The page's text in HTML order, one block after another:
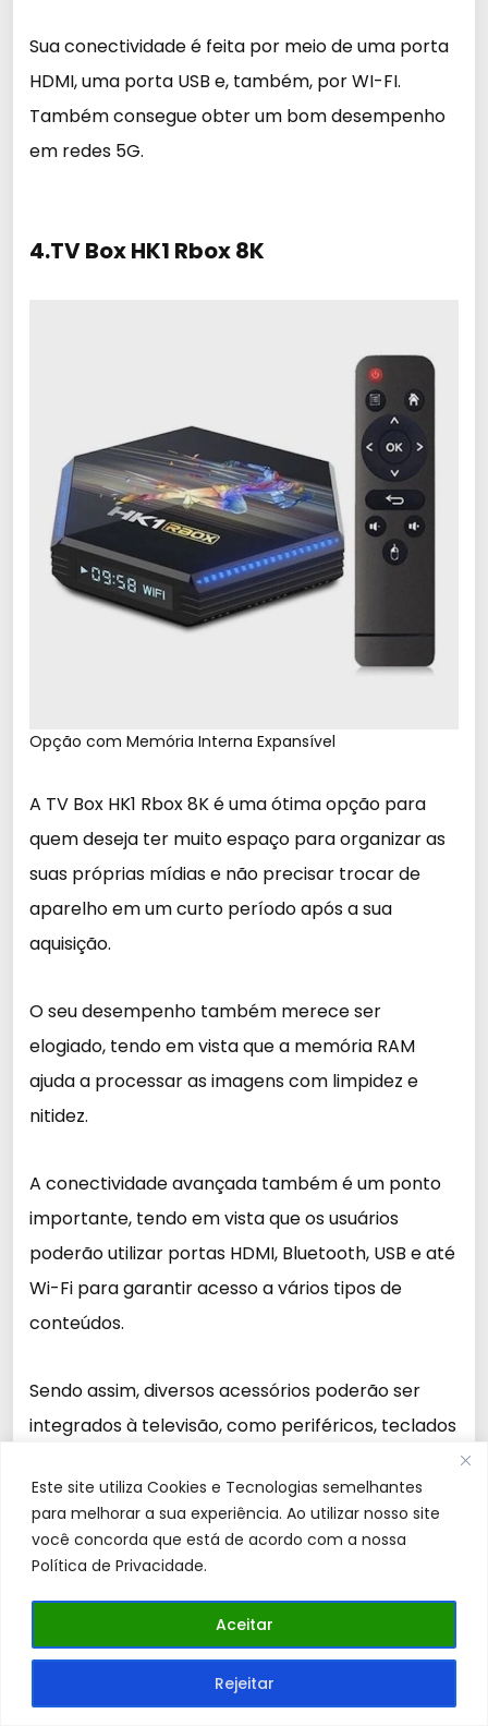
Este site utiliza Cookies e Tecnologias semelhantes
para melhorar a sua experiência. Ao utilizar nosso site
você concorda que está de acordo com a nossa
Política de Privacidade.
Rejeitar
Aceitar
Sua conectividade é feita por meio de uma porta
HDMI, uma porta USB e, também, por WI-FI.
Também consegue obter um bom desempenho
em redes 5G.
4.TV Box HK1 Rbox 8K
Opção com Memória Interna Expansível
A TV Box HK1 Rbox 8K é uma ótima opção para
quem deseja ter muito espaço para organizar as
suas próprias mídias e não precisar trocar de
aparelho em um curto período após a sua
aquisição.
O seu desempenho também merece ser
elogiado, tendo em vista que a memória RAM
ajuda a processar as imagens com limpidez e
nitidez.
A conectividade avançada também é um ponto
importante, tendo em vista que os usuários
poderão utilizar portas HDMI, Bluetooth, USB e até
Wi-Fi para garantir acesso a vários tipos de
conteúdos.
Sendo assim, diversos acessórios poderão ser
integrados à televisão, como periféricos, teclados
5. TV Box 8K DC